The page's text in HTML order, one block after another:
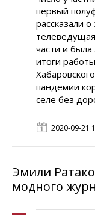
первый
рассказали
части и
итоги
пандемии
селе без
2020-09-21
Эмили
модного